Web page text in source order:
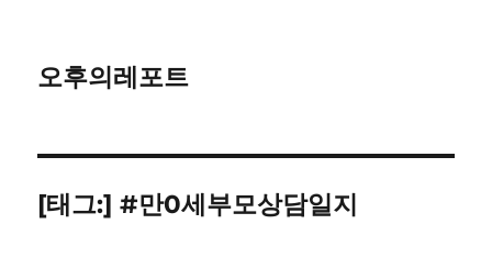
오후의레포트
[태그:]#만0세부모상담일지